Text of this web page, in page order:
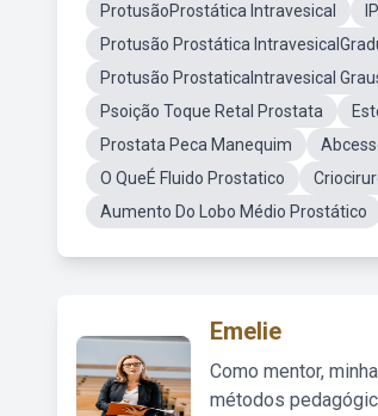
ProtusãoProstática Intravesical
Protusão Prostática
Protusão ProstaticaIntravesical
Psoição Toque Retal Prostata
Prostata Peca Manequim
O QueÉ Fluido Prostatico
Aumento Do Lobo Médio Prostático
Emelie
Como mentor,
métodos